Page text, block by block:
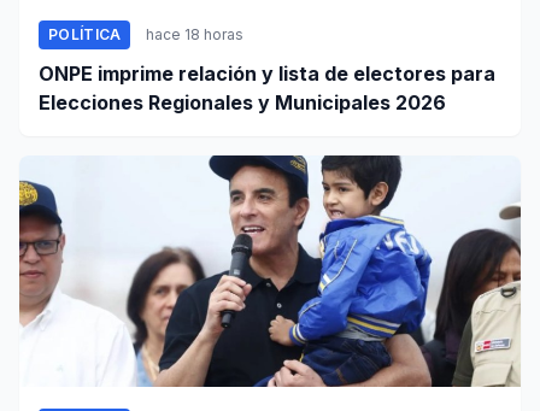
POLÍTICA hace 18 horas
ONPE imprime relación y lista de electores para
Elecciones Regionales y Municipales 2026